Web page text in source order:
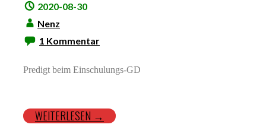
2020-08-30
Nenz
1 Kommentar
Predigt beim Einschulungs-GD
WEITERLESEN →